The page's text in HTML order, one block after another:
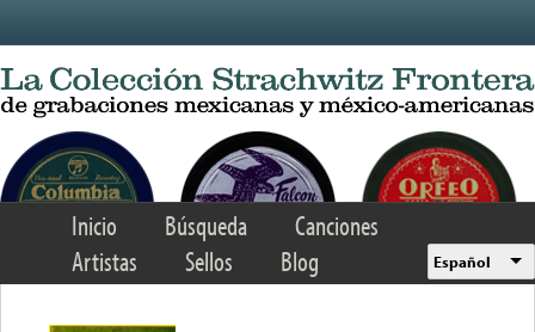
Inicio Búsqueda
Canciones
Artistas
Sellos Blog Español